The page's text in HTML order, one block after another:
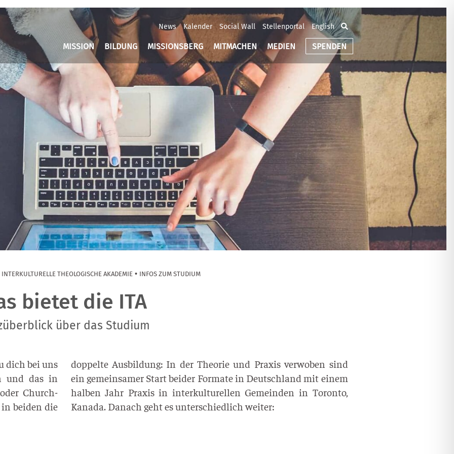
News Kalender Social Wall Stellenportal English
MISSION BILDUNG MISSIONSBERG MITMACHEN MEDIEN SPENDEN
INTER­KUL­TU­REL­LE THEO­LO­GI­SCHE AKA­DE­MIE • INFOS ZUM STUDIUM
bietet die ITA
über das Studium
dich bei uns
und das in
Church-
bei­den die
sind
mit einem
in Toron­to,
Kana­da. Danach geht es unter­schied­lich weiter: